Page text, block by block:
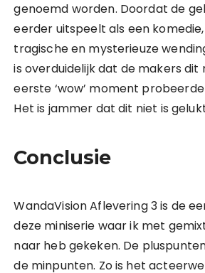
genoemd worden. Doordat de
eerder uitspeelt als een
tragische en mysterieuze
is overduidelijk dat de makers
eerste ‘wow’ moment
Het is jammer dat dit niet is
Conclusie
WandaVision Aflevering 3 is de
deze miniserie waar ik met
naar heb gekeken. De
de minpunten. Zo is het